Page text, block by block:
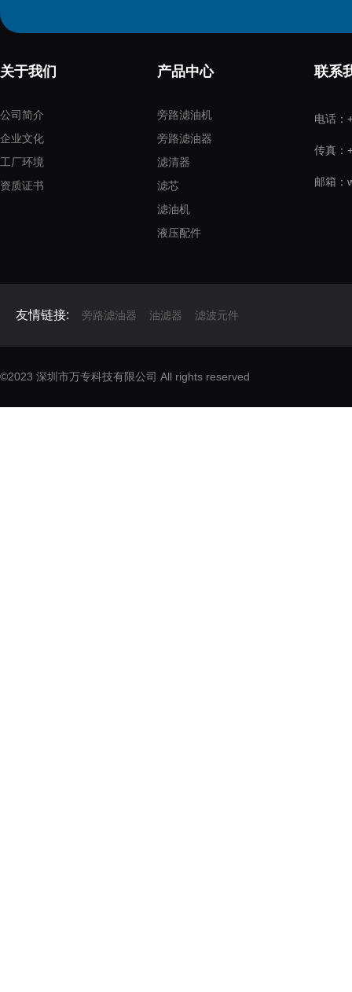
关于我们
公司简介
企业文化
工厂环境
资质证书
产品中心
旁路滤油机
旁路滤油器
滤清器
滤芯
滤油机
液压配件
联系
电话：
传真：
邮箱：
友情链接: 旁路滤油器 油滤器 滤波元件
©2023 深圳市万专科技有限公司 All rights reserved